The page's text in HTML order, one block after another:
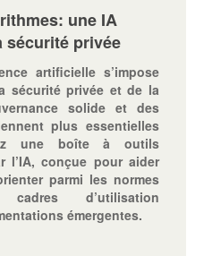
une IA
sécurité privée
artificielle s’impose
sécurité privée et de la
solide et des
plus essentielles
une boîte à outils
l’IA, conçue pour aider
parmi les normes
d’utilisation
émergentes.